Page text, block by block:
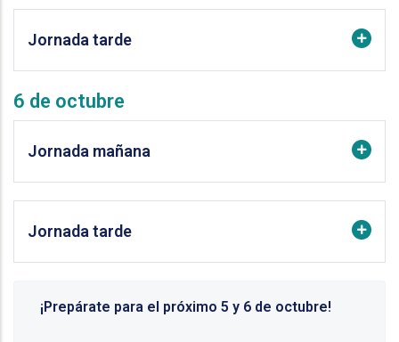
Jornada tarde
6 de octubre
Jornada mañana
Jornada tarde
¡Prepárate para el próximo 5 y 6 de octubre!